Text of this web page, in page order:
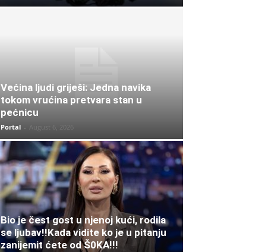
Većina ljudi griješi: Jedna navika
tokom vrućina pretvara stan u
pećnicu
Portal - August 6, 2026
Bio je čest gost u njenoj kući, rodila
se ljubav!!Kada vidite ko je u pitanju
zanijemit ćete od Š0KA!!!